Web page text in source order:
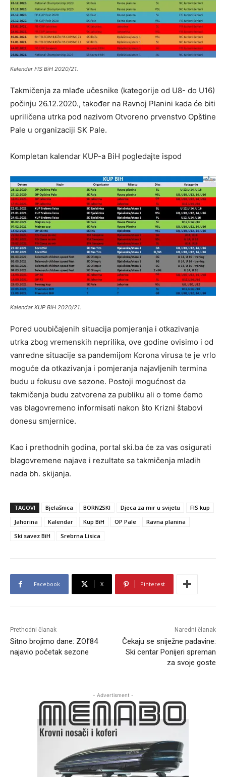
Kalendar FIS BiH 2020/21.
Takmičenja za mlađe učesnike (kategorije od U8- do U16)
počinju 26.12.2020., također na Ravnoj Planini kada će biti
upriličena utrka pod nazivom Otvoreno prvenstvo Opštine
Pale u organizaciji SK Pale.
Kompletan kalendar KUP-a BiH pogledajte ispod
Kalendar KUP BiH 2020/21.
Pored uoubičajenih situacija pomjeranja i otkazivanja
utrka zbog vremenskih neprilika, ove godine ovisimo i od
vanredne situacije sa pandemijom Korona virusa te je vrlo
moguće da otkazivanja i pomjeranja najavljenih termina
budu u fokusu ove sezone. Postoji mogućnost da
takmičenja budu zatvorena za publiku ali o tome ćemo
vas blagovremeno informisati nakon što Krizni štabovi
donesu smjernice.
Kao i prethodnih godina, portal ski.ba će za vas osigurati
blagovremene najave i rezultate sa takmičenja mladih
nada bh. skijanja.
TAGOVI Bjelašnica BORN2SKI Djeca za mir u svijetu
FIS kup
Jahorina
Kalendar Kup BiH OP Pale
Ravna planina
Ski savez BiH
Srebrna Lisica
Facebook X Pinterest
Prethodni članak
Sitno brojimo dane: ZOI’84
najavio početak sezone
Naredni članak
Čekaju se sniježne padavine:
Ski centar Ponijeri spreman
za svoje goste
- Advertisment -